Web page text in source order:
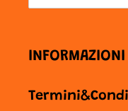
INFORMAZIONI